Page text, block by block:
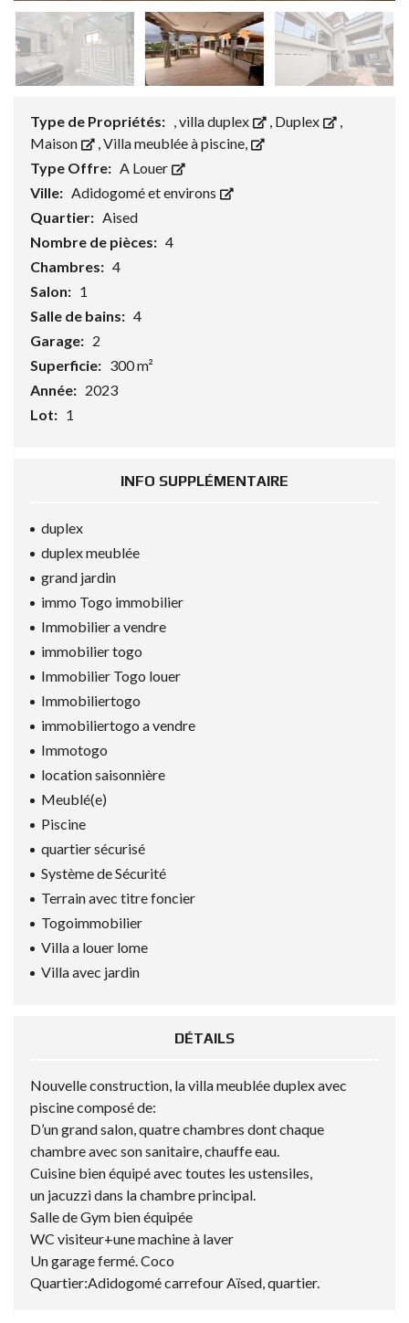
Type de Propriétés: , villa duplex , Duplex
,
Maison
,Villa meublée à piscine,
Type Offre: A Louer
Ville: Adidogomé et environs
Quartier: Aised
Nombre de pièces: 4
Chambres: 4
Salon: 1
Salle de bains: 4
Garage: 2
Superficie: 300 m²
Année: 2023
Lot: 1
INFO SUPPLÉMENTAIRE
duplex
duplex meublée
grand jardin
immo Togo immobilier
Immobilier a vendre
immobilier togo
Immobilier Togo louer
Immobiliertogo
immobiliertogo a vendre
Immotogo
location saisonnière
Meublé(e)
Piscine
quartier sécurisé
Système de Sécurité
Terrain avec titre foncier
Togoimmobilier
Villa a louer lome
Villa avec jardin
DÉTAILS
Nouvelle construction, la villa meublée duplex avec
piscine composé de:
D’un grand salon, quatre chambres dont chaque
chambre avec son sanitaire, chauffe eau.
Cuisine bien équipé avec toutes les ustensiles,
un jacuzzi dans la chambre principal.
Salle de Gym bien équipée
WC visiteur+une machine à laver
Un garage fermé. Coco
Quartier:Adidogomé carrefour Aïsed, quartier.